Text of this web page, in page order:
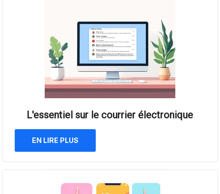
L'essentiel sur le courrier électronique
EN LIRE PLUS